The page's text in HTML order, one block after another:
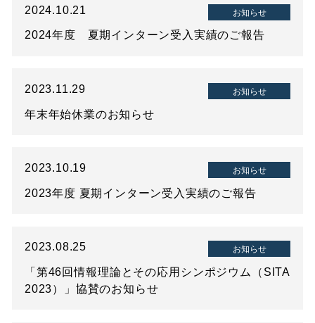
2024.10.21 お知らせ
2024年度 夏期インターン受入実績のご報告
2023.11.29 お知らせ
年末年始休業のお知らせ
2023.10.19 お知らせ
2023年度 夏期インターン受入実績のご報告
2023.08.25 お知らせ
「第46回情報理論とその応用シンポジウム（SITA
2023）」協賛のお知らせ